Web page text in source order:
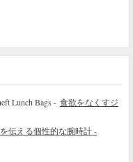
食欲をなくすジ
伝える個性的な腕時計 -